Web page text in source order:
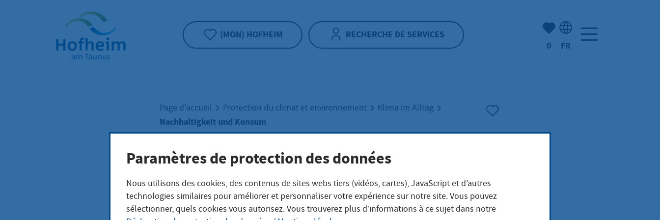
Accueil"
(MON) HOFHEIM RECHERCHE DE SERVICES
Nombre d'éléments mis en
0 FR
Page d'accueil Protection du climat et environnement Klima im Alltag
Nachhaltigkeit und Konsum
Nachhaltigkeit und
Konsum
Paramètres de protection des données
Nous utilisons des cookies, des contenus de sites webs tiers (vidéos, cartes), JavaScript et d’autres
technologies similaires pour améliorer et personnaliser votre expérience sur notre site. Vous pouvez
sélectionner, quels cookies vous autorisez. Vous trouverez plus d’informations à ce sujet dans notre